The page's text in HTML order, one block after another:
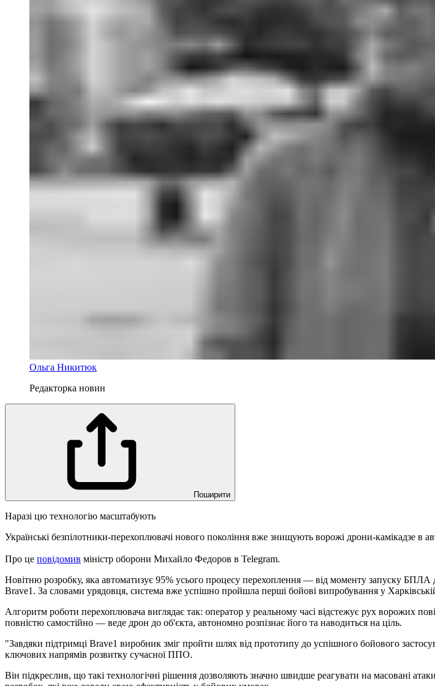
Ольга Никитюк
Редакторка новин
Поширити
Наразі цю технологію масштабують
Українські безпілотники-перехоплювачі нового покоління вже знищують ворожі дрони-камікадзе
Про це повідомив міністр оборони Михайло Федоров в Telegram.
Новітню розробку, яка автоматизує 95% усього процесу перехоплення — від моменту запуску БПЛА
Brave1. За словами урядовця, система вже успішно пройшла перші бойові випробування у
Алгоритм роботи перехоплювача виглядає так: оператор у реальному часі відстежує рух ворожих
повністю самостійно — веде дрон до об'єкта, автономно розпізнає його та наводиться на ціль.
"Завдяки підтримці Brave1 виробник зміг пройти шлях від прототипу до успішного бойового
ключових напрямів розвитку сучасної ППО.
Він підкреслив, що такі технологічні рішення дозволяють значно швидше реагувати на масовані